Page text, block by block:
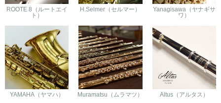
ROOTE 8（ルートエイ
ト）
H.Selmer（セルマー）
Yanagisawa（ヤナギサ
ワ）
YAMAHA（ヤマハ） Muramatsu（ムラマツ） Altus（アルタス）